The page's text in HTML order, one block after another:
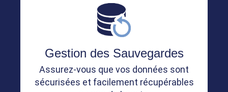
Gestion des Sauvegardes
Assurez-vous que vos données sont
sécurisées et facilement récupérables